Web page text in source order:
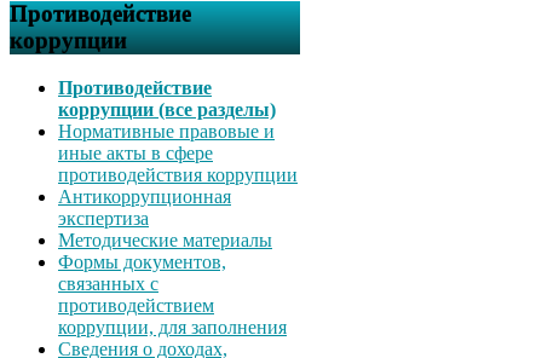
Противодействие
коррупции
Противодействие
коррупции (все разделы)
Нормативные правовые и
иные акты в сфере
противодействия коррупции
Антикоррупционная
экспертиза
Методические материалы
Формы документов,
связанных с
противодействием
коррупции, для заполнения
Сведения о доходах,